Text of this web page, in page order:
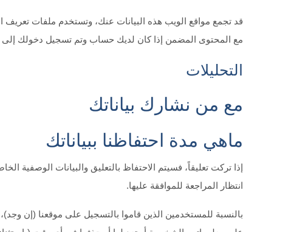
قد تجمع مواقع الويب هذه البيانات عنك، وتستخدم ملفات تعريف
مع المحتوى المضمن إذا كان لديك حساب وتم تسجيل دخولك إلى
التحليلات
مع من نشارك بياناتك
ماهي مدة احتفاظنا ببياناتك
إذا تركت تعليقاً، فسيتم الاحتفاظ بالتعليق والبيانات الوصفية
انتظار المراجعة للموافقة عليها.
بالنسبة للمستخدمين الذين قاموا بالتسجيل على موقعنا (إن